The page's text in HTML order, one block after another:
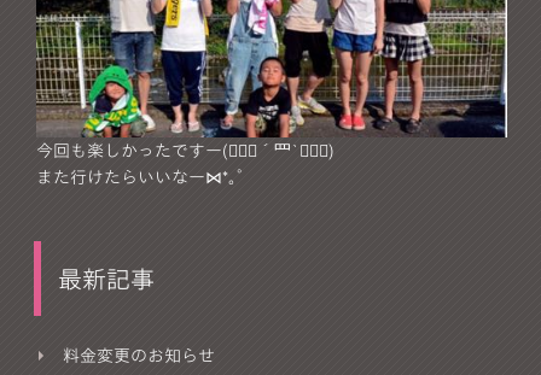
今回も楽しかったですー(๑⃙⃘´罒`๑⃙⃘)
また行けたらいいなー⋈*｡ﾟ
最新記事
料金変更のお知らせ